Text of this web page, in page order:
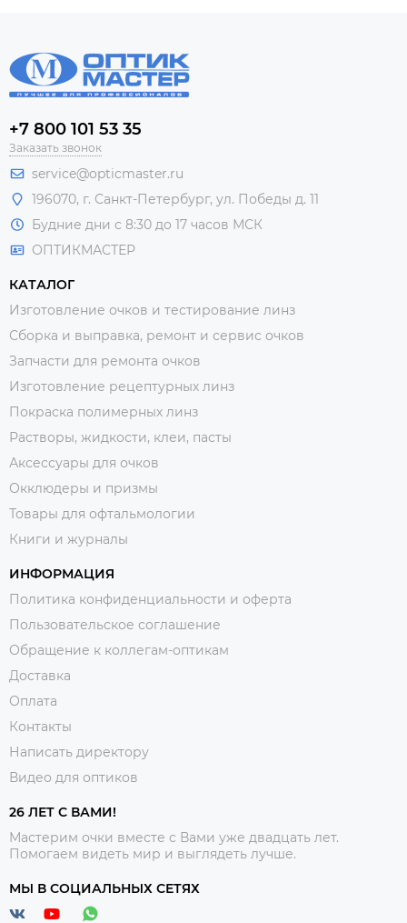
+7 800 101 53 35
Заказать звонок
service@opticmaster.ru
196070, г. Санкт-Петербург, ул. Победы д. 11
Будние дни с 8:30 до 17 часов МСК
ОПТИКМАСТЕР
КАТАЛОГ
Изготовление очков и тестирование линз
Сборка и выправка, ремонт и сервис очков
Запчасти для ремонта очков
Изготовление рецептурных линз
Покраска полимерных линз
Растворы, жидкости, клеи, пасты
Аксессуары для очков
Окклюдеры и призмы
Товары для офтальмологии
Книги и журналы
ИНФОРМАЦИЯ
Политика конфиденциальности и оферта
Пользовательское соглашение
Обращение к коллегам-оптикам
Доставка
Оплата
Контакты
Написать директору
Видео для оптиков
26 ЛЕТ С ВАМИ!
Мастерим очки вместе с Вами уже двадцать лет.
Помогаем видеть мир и выглядеть лучше.
МЫ В СОЦИАЛЬНЫХ СЕТЯХ